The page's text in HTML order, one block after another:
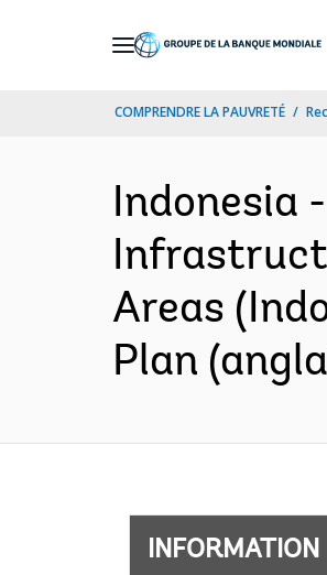
COMPRENDRE LA PAUVRETÉ
Indonesia
Areas
Plan
INFORMATION